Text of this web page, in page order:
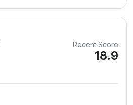
Recent Score
18.9